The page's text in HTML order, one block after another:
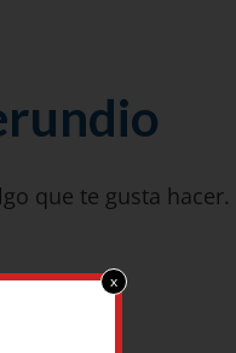
que te gusta hacer.
x